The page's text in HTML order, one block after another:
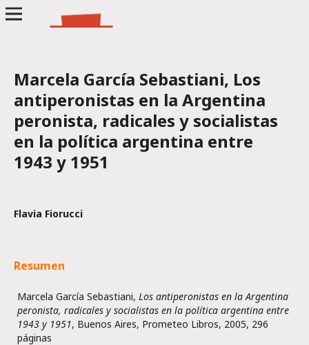
Marcela García Sebastiani, Los
antiperonistas en la Argentina
peronista, radicales y socialistas
en la política argentina entre
1943 y 1951
Flavia Fiorucci
Resumen
Marcela García Sebastiani, Los antiperonistas en la Argentina
peronista, radicales y socialistas en la política argentina entre
1943 y 1951, Buenos Aires, Prometeo Libros, 2005, 296
páginas